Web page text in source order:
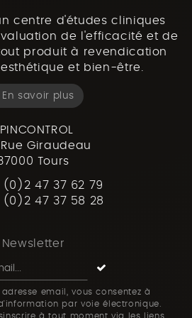
centre d'études cliniques
de l'efficacité et de
produit à revendication
et bien-être.
En savoir plus
Giraudeau
Tours
(0)2 47 37 62 79
47 37 58 28
Newsletter
email, vous consentez à
par voie électronique.
à tout moment via les liens